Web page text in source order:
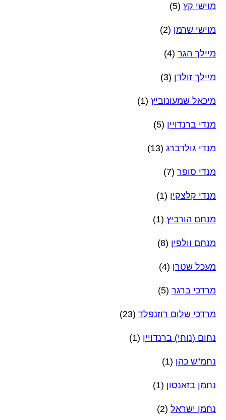
מוישי קץ (5)
מוישי שרמן (2)
מיילך הגר (4)
מיילך זולדן (3)
מיכאל שמעונוביץ (1)
מנדי ברנדויין (5)
מנדי גולדברג (13)
מנדי סופר (7)
מנדי קלצקין (1)
מנחם הורביץ (1)
מנחם וולפין (8)
מעכל שטרן (4)
מרדכי ברגר (5)
מרדכי שלום רוזנפלד (23)
נחום (נוחי) ברנדויין (1)
נחמ"ש כהן (1)
נחמן בזאנסון (1)
נחמן ישראל (2)